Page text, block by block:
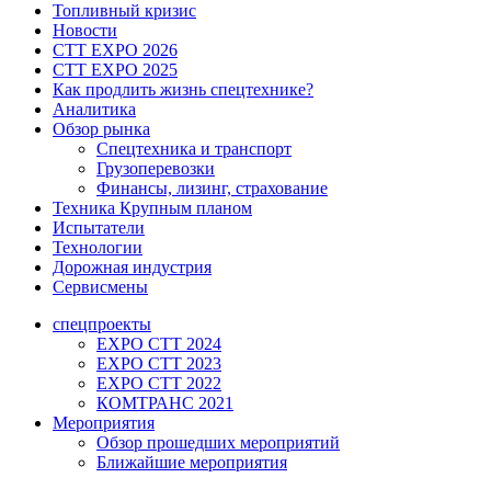
Топливный кризис
Новости
CTT EXPO 2026
CTT EXPO 2025
Как продлить жизнь спецтехнике?
Аналитика
Обзор рынка
Спецтехника и транспорт
Грузоперевозки
Финансы, лизинг, страхование
Техника Крупным планом
Испытатели
Технологии
Дорожная индустрия
Сервисмены
спецпроекты
EXPO CTT 2024
EXPO CTT 2023
EXPO CTT 2022
КОМТРАНС 2021
Мероприятия
Обзор прошедших мероприятий
Ближайшие мероприятия